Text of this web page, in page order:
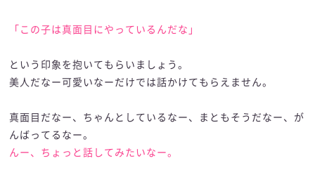
「この子は真面目にやっているんだな」
という印象を抱いてもらいましょう。
美人だなー可愛いなーだけでは話かけてもらえません。
真面目だなー、ちゃんとしているなー、まともそうだなー、が
んばってるなー。
んー、ちょっと話してみたいなー。